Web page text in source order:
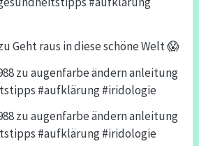
Geht raus in diese schöne Welt 😱
zuaugenfarbe ändern anleitung
#aufklärung #iridologie
zuaugenfarbe ändern anleitung
#aufklärung #iridologie